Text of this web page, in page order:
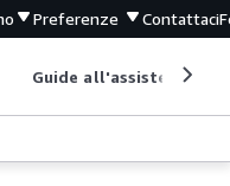
Preferenze Contattaci
Guide all'assistenza